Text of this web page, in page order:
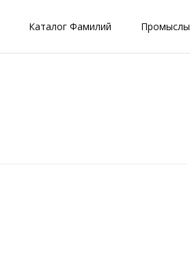
Каталог Фамилий Промыслы